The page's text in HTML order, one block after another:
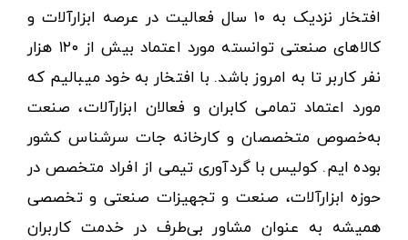
افتخار نزدیک به ۱۰ سال فعالیت در عرصه ابزارآلات و
کالاهای صنعتی توانسته مورد اعتماد بیش از ۱۲۰ هزار
نفر کاربر تا به امروز باشد. با افتخار به خود میبالیم که
مورد اعتماد تمامی کابران و فعالان ابزارآلات، صنعت
به‌خصوص متخصصان و کارخانه جات سرشناس کشور
بوده ایم. کولیس با گردآوری تیمی از افراد متخصص در
حوزه ابزارآلات، صنعت و تجهیزات صنعتی و تخصصی
همیشه به عنوان مشاور بی‌طرف در خدمت کاربران